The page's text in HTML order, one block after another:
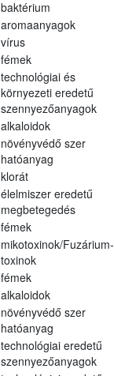
baktérium
aromaanyagok
vírus
fémek
technológiai és
környezeti eredetű
szennyezőanyagok
alkaloidok
növényvédő szer
hatóanyag
klorát
élelmiszer eredetű
megbetegedés
fémek
mikotoxinok/Fuzárium-
toxinok
fémek
alkaloidok
növényvédő szer
hatóanyag
technológiai eredetű
szennyezőanyagok